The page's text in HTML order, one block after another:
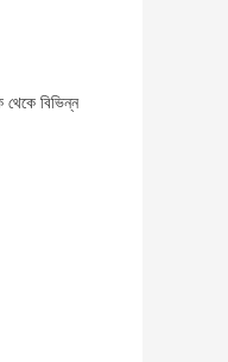
থেকে বিভিন্ন